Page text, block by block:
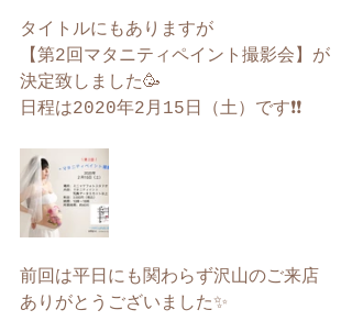
タイトルにもありますが
【第2回マタニティペイント撮影会】が
決定致しました🥳
日程は2020年2月15日（土）です❗️❗️
前回は平日にも関わらず沢山のご来店
ありがとうございました✨